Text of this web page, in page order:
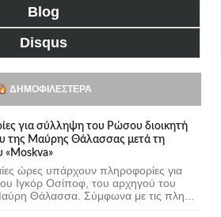
Blog
Disqus
ΔΗΜΟΦΙΛΈΣΤΕΡΑ
για σύλληψη του Ρώσου διοικητή
της Mαύρης Θάλασσας μετά τη
«Moskva»
ώρες υπάρχουν πληροφορίες για
Ιγκόρ Οσίποφ, του αρχηγού του
Θάλασσα. Σύμφωνα με τις πλη...